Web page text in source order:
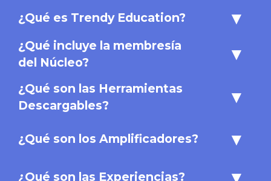
¿Qué es Trendy Education? ▾
¿Qué incluye la membresía
del Núcleo?
▾
¿Qué son las Herramientas
Descargables?
▾
¿Qué son los Amplificadores? ▾
¿Qué son las Experiencias?